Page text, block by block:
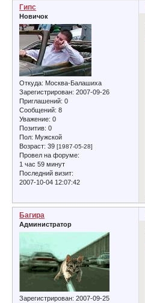
Гипс
Новичок
Откуда: Москва-Балашиха
Зарегистрирован: 2007-09-26
Приглашений: 0
Сообщений: 8
Уважение: 0
Позитив: 0
Пол: Мужской
Возраст: 39[1987-05-28]
Провел на форуме:
1 час 59 минут
Последний визит:
2007-10-04 12:07:42
Багира
Администратор
Зарегистрирован: 2007-09-25